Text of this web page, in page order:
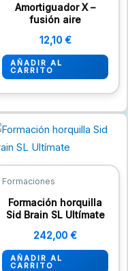
Amortiguador X –
fusión aire
12,10 €
AÑADIR AL
CARRITO
Formaciones
Formación horquilla
Sid Brain SL Ultímate
242,00 €
AÑADIR AL
CARRITO